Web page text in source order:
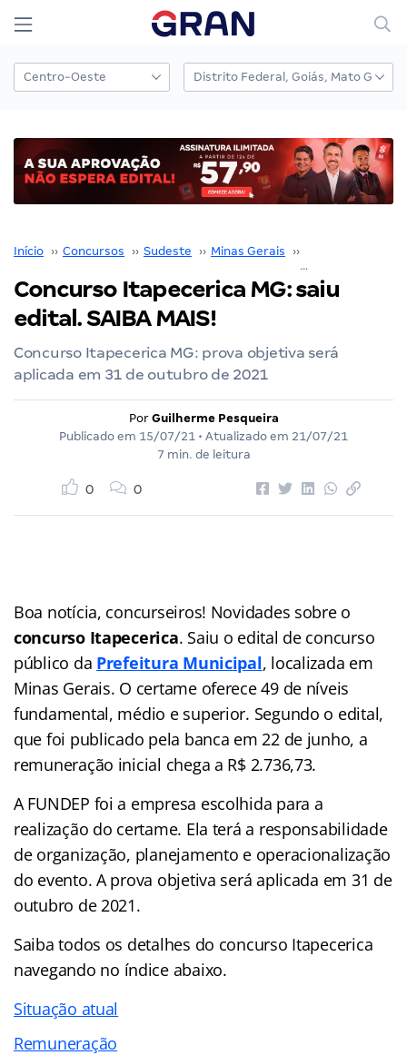
Início ›› Concursos ›› Sudeste ›› Minas Gerais ››
Concurso Itapecerica MG: saiu
edital. SAIBA MAIS!
Concurso Itapecerica MG: prova objetiva será
aplicada em 31 de outubro de 2021
Por Guilherme Pesqueira
Publicado em 15/07/21 • Atualizado em 21/07/21
7 min. de leitura
0 0
Boa notícia, concurseiros! Novidades sobre o
concurso Itapecerica. Saiu o edital de concurso
público da Prefeitura Municipal, localizada em
Minas Gerais. O certame oferece 49 de níveis
fundamental, médio e superior. Segundo o edital,
que foi publicado pela banca em 22 de junho, a
remuneração inicial chega a R$ 2.736,73.
A FUNDEP foi a empresa escolhida para a
realização do certame. Ela terá a responsabilidade
de organização, planejamento e operacionalização
do evento. A prova objetiva será aplicada em 31 de
outubro de 2021.
Saiba todos os detalhes do concurso Itapecerica
navegando no índice abaixo.
Situação atual
Remuneração